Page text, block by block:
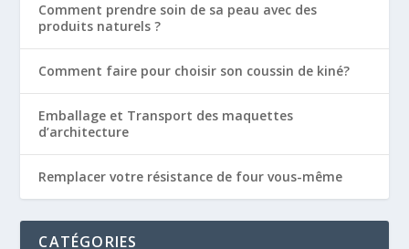
Comment prendre soin de sa peau avec des
produits naturels ?
Comment faire pour choisir son coussin de kiné?
Emballage et Transport des maquettes
d’architecture
Remplacer votre résistance de four vous-même
CATÉGORIES